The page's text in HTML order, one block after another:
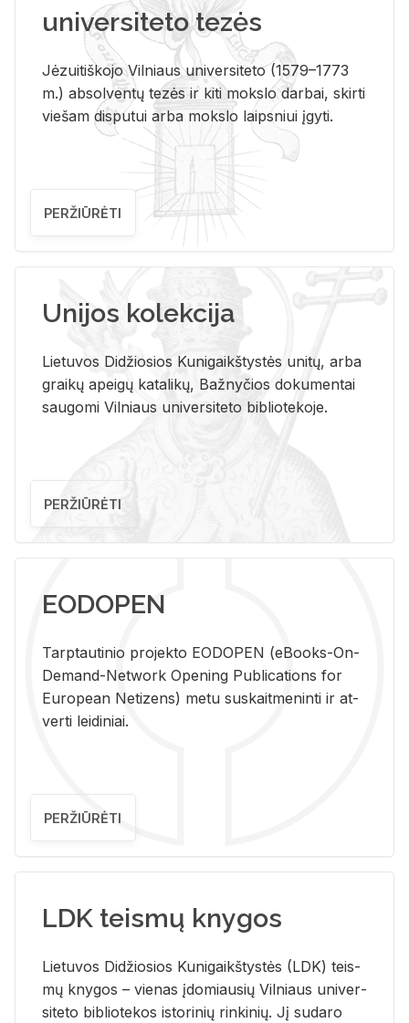
universiteto tezės
Jėzuitiškojo Vilniaus universiteto (1579–1773
m.) absolventų tezės ir kiti mokslo darbai, skirti
viešam disputui arba mokslo laipsniui įgyti.
PERŽIŪRĖTI
Unijos kolekcija
Lietuvos Didžiosios Kunigaikštystės unitų, arba
graikų apeigų katalikų, Bažnyčios dokumentai
saugomi Vilniaus universiteto bibliotekoje.
PERŽIŪRĖTI
EODOPEN
Tarp­tau­ti­nio pro­jek­to EO­DO­PEN (eBo­oks-On-
De­mand-Ne­twork Ope­ning Pub­li­ca­tions for
Eu­ro­pe­an Ne­ti­zens) metu su­skait­me­nin­ti ir at­
ver­ti lei­di­niai.
PERŽIŪRĖTI
LDK teismų knygos
Lie­tu­vos Di­džio­sios Ku­ni­gaikš­tys­tės (LDK) teis­
mų kny­gos – vie­nas įdo­miau­sių Vil­niaus uni­ver­
si­te­to bi­b­lio­te­kos is­to­ri­nių rin­ki­nių. Jį su­da­ro